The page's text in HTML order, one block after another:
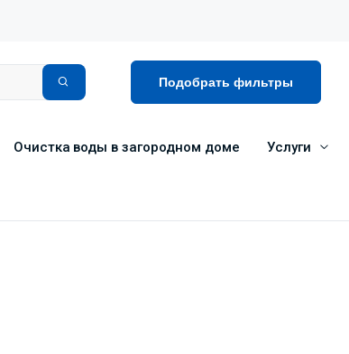
Подобрать фильтры
Очистка воды в загородном доме Услуги